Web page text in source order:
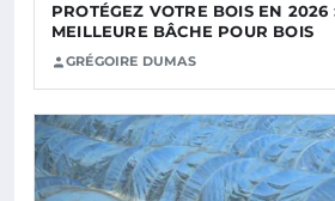
PROTÉGEZ VOTRE BOIS EN 2026
MEILLEURE BÂCHE POUR BOIS
GRÉGOIRE DUMAS